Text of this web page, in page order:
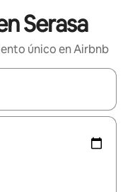
Serasa
único en Airbnb
disponibles, podrás